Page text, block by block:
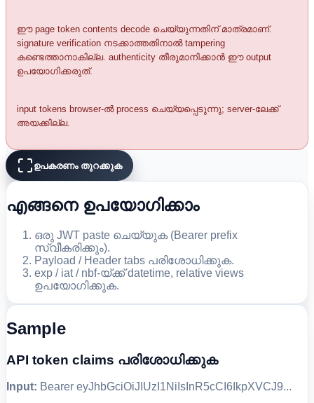
ഈ page token contents decode ചെയ്യുന്നതിന് മാത്രമാണ്.
signature verification നടക്കാത്തതിനാൽ tampering
കണ്ടെത്താനാകില്ല. authenticity തീരുമാനിക്കാൻ ഈ output
ഉപയോഗിക്കരുത്.
input tokens browser-ൽ process ചെയ്യപ്പെടുന്നു; server-ലേക്ക്
അയക്കില്ല.
ഉപകരണം തുറക്കുക
എങ്ങനെ ഉപയോഗിക്കാം
ഒരു JWT paste ചെയ്യുക (Bearer prefix
സ്വീകരിക്കും).
Payload / Header tabs പരിശോധിക്കുക.
exp / iat / nbf-യ്ക്ക് datetime, relative views
ഉപയോഗിക്കുക.
Sample
API token claims പരിശോധിക്കുക
Input: Bearer eyJhbGciOiJIUzI1NiIsInR5cCI6IkpXVCJ9...